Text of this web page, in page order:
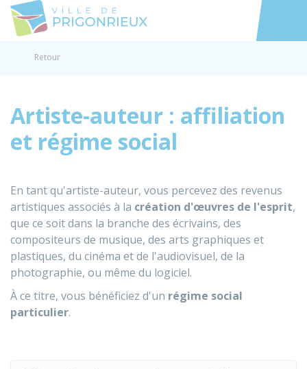
Accéder
Retour
Artiste-auteur : affiliation
et régime social
En tant qu'artiste-auteur, vous percevez des revenus
artistiques associés à la création d'œuvres de l'esprit,
que ce soit dans la branche des écrivains, des
compositeurs de musique, des arts graphiques et
plastiques, du cinéma et de l'audiovisuel, de la
photographie, ou même du logiciel.
À ce titre, vous bénéficiez d'un régime social
particulier.